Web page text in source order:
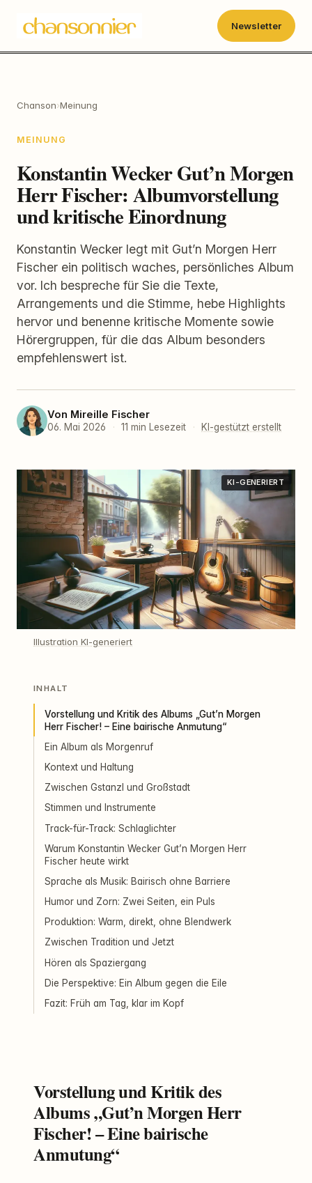
Newsletter
Chanson›Meinung
MEINUNG
Konstantin Wecker Gut’n Morgen
Herr Fischer: Albumvorstellung
und kritische Einordnung
Konstantin Wecker legt mit Gut’n Morgen Herr
Fischer ein politisch waches, persönliches Album
vor. Ich bespreche für Sie die Texte,
Arrangements und die Stimme, hebe Highlights
hervor und benenne kritische Momente sowie
Hörergruppen, für die das Album besonders
empfehlenswert ist.
Von Mireille Fischer
06. Mai 2026 · 11 min Lesezeit · KI-gestützt erstellt
KI-GENERIERT
Illustration KI-generiert
INHALT
Vorstellung und Kritik des Albums „Gut’n Morgen
Herr Fischer! – Eine bairische Anmutung“
Ein Album als Morgenruf
Kontext und Haltung
Zwischen Gstanzl und Großstadt
Stimmen und Instrumente
Track-für-Track: Schlaglichter
Warum Konstantin Wecker Gut’n Morgen Herr
Fischer heute wirkt
Sprache als Musik: Bairisch ohne Barriere
Humor und Zorn: Zwei Seiten, ein Puls
Produktion: Warm, direkt, ohne Blendwerk
Zwischen Tradition und Jetzt
Hören als Spaziergang
Die Perspektive: Ein Album gegen die Eile
Fazit: Früh am Tag, klar im Kopf
Vorstellung und Kritik des
Albums „Gut’n Morgen Herr
Fischer! – Eine bairische
Anmutung“